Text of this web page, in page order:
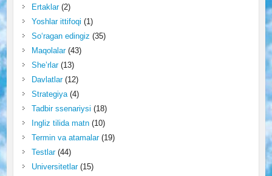
Ertaklar(2)
Yoshlar ittifoqi (1)
So‘ragan edingiz (35)
Maqolalar(43)
She’rlar(13)
Davlatlar(12)
Strategiya(4)
Tadbir ssenariysi (18)
Ingliz tilida matn(10)
Termin va atamalar(19)
Testlar(44)
Universitetlar(15)